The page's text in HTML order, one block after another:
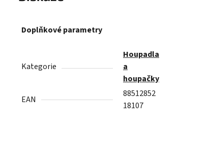
Doplňkové parametry
Kategorie
Houpadla
a
houpačky
EAN
88512852
18107